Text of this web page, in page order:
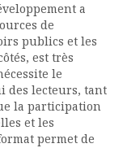
a
de
publics et les
est très
le
des lecteurs, tant
la participation
et les
permet de